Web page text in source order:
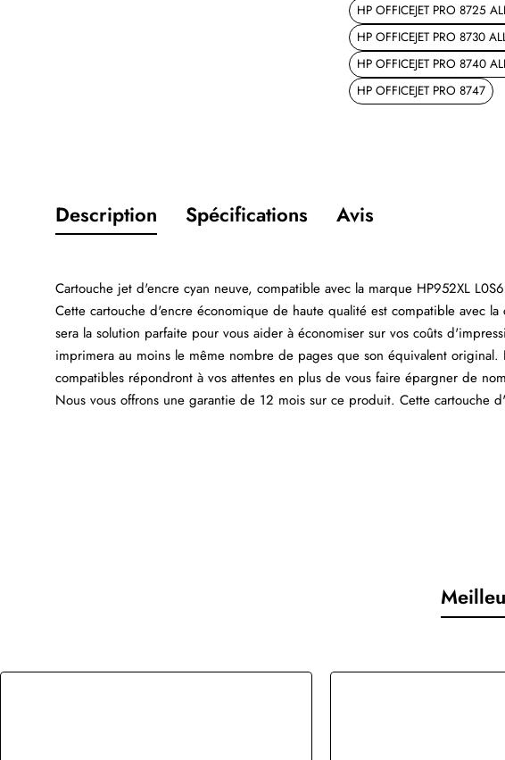
HP OFFICEJET PRO 8725
HP OFFICEJET PRO 8730
HP OFFICEJET PRO 8740
HP OFFICEJET PRO 8747
Description Spécifications Avis
Cartouche jet d'encre cyan neuve, compatible avec la marque HP952XL
Cette cartouche d'encre économique de haute qualité est compatible avec
sera la solution parfaite pour vous aider à économiser sur vos coûts
imprimera au moins le même nombre de pages que son équivalent
compatibles répondront à vos attentes en plus de vous faire épargner de
Nous vous offrons une garantie de 12 mois sur ce produit. Cette cartouche